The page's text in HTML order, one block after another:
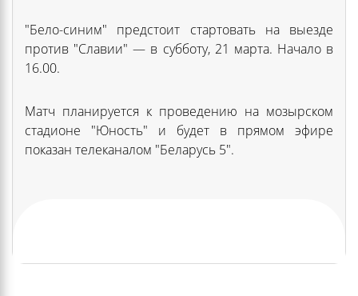
"Бело-синим" предстоит стартовать на выезде
против "Славии" — в субботу, 21 марта. Начало в
16.00.
Матч планируется к проведению на мозырском
стадионе "Юность" и будет в прямом эфире
показан телеканалом "Беларусь 5".